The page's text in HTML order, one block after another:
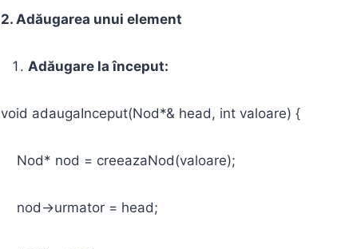
2. Adăugarea unui element
Adăugare la început:
void adaugaInceput(Nod*& head, int valoare) {
Nod* nod = creeazaNod(valoare);
nod->urmator = head;